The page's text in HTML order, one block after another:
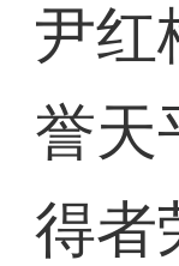
尹红
誉天
得者